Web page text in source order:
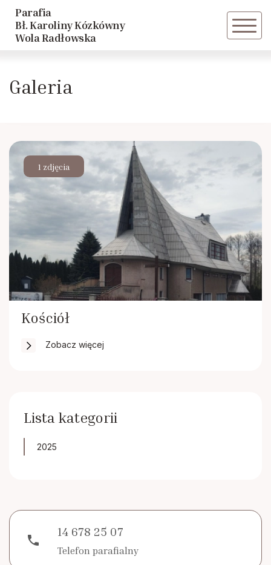
Parafia
Bł. Karoliny Kózkówny
Wola Radłowska
Duszpasterze
Galeria
Lista kategorii
2025
phone
14 678 25 07
Telefon parafialny
1 zdjęcia
Kościół
Zobacz więcej